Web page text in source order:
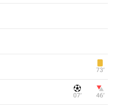
73‎’‎
07‎’‎ 46‎’‎